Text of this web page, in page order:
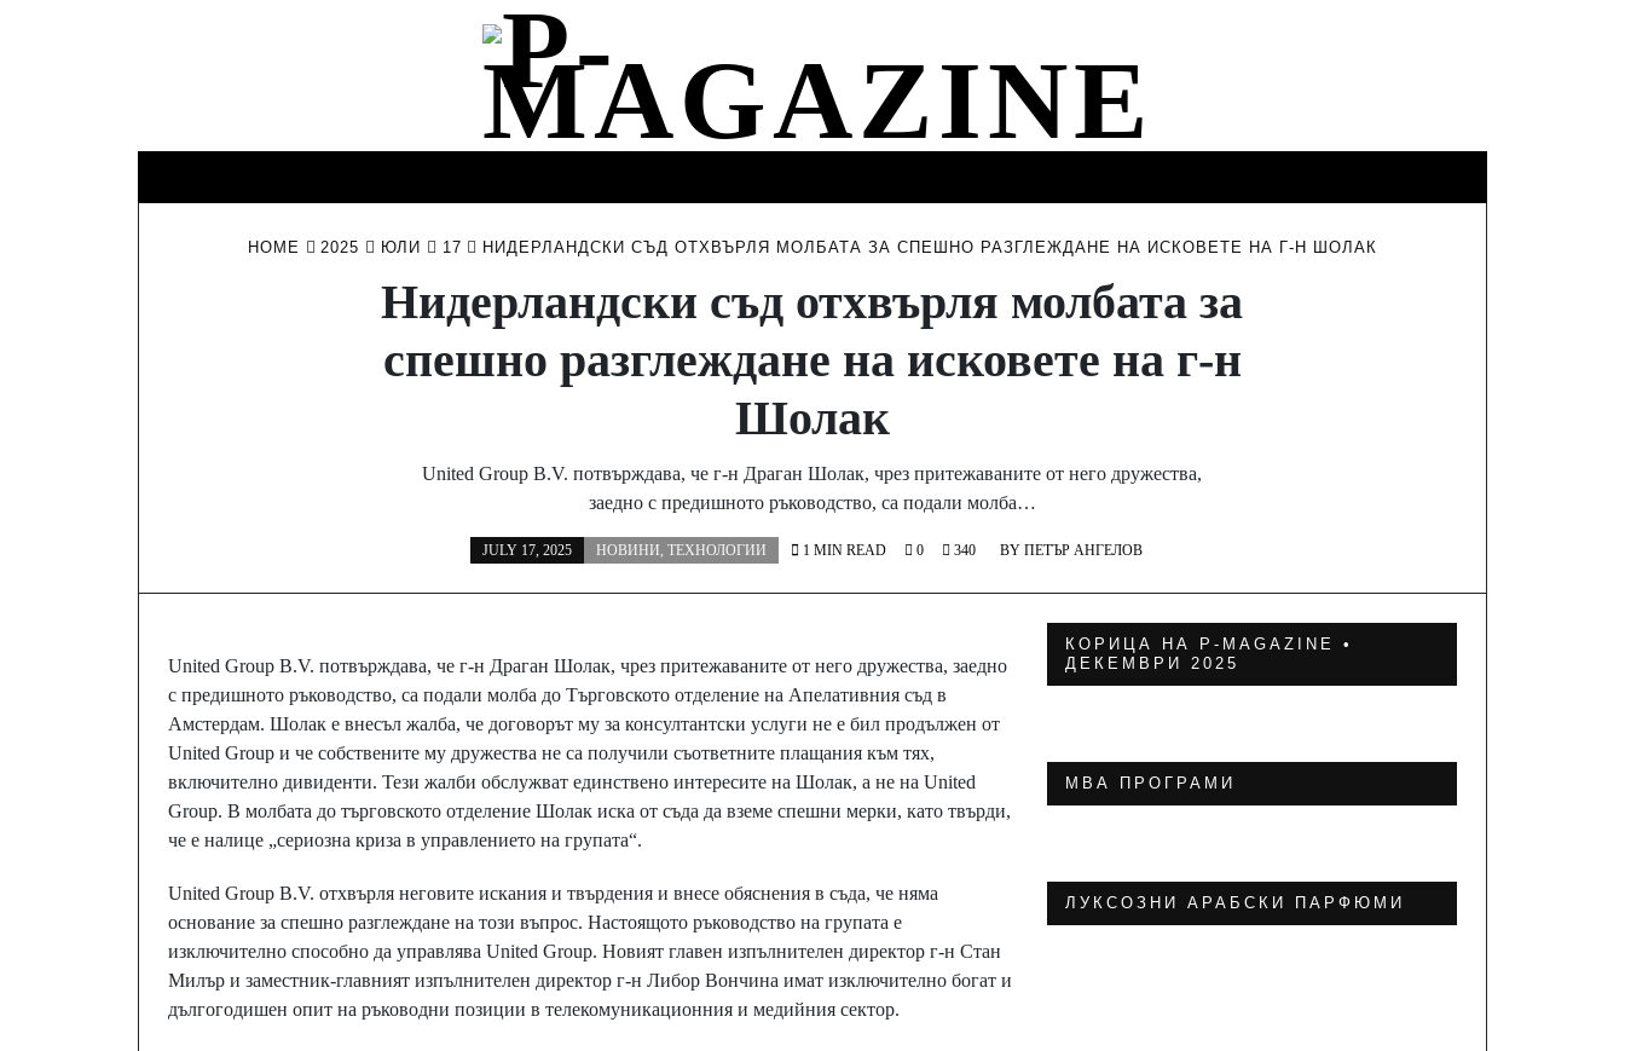
HOME 2025 ЮЛИ 17 НИДЕРЛАНДСКИ СЪД ОТХВЪРЛЯ МОЛБАТА ЗА СПЕШНО РАЗГЛЕЖДАНЕ НА ИСКОВЕТЕ НА Г-Н ШОЛАК
Нидерландски съд отхвърля молбата за
спешно разглеждане на исковете на г-н
Шолак
United Group B.V. потвърждава, че г-н Драган Шолак, чрез притежаваните от него дружества,
заедно с предишното ръководство, са подали молба…
JULY 17, 2025 НОВИНИ, ТЕХНОЛОГИИ BY ПЕТЪР АНГЕЛОВ
1 MIN READ 0 340
United Group B.V. потвърждава, че г-н Драган Шолак, чрез притежаваните от него дружества, заедно
с предишното ръководство, са подали молба до Търговското отделение на Апелативния съд в
Амстердам. Шолак е внесъл жалба, че договорът му за консултантски услуги не е бил продължен от
United Group и че собствените му дружества не са получили съответните плащания към тях,
включително дивиденти. Тези жалби обслужват единствено интересите на Шолак, а не на United
Group. В молбата до търговското отделение Шолак иска от съда да вземе спешни мерки, като твърди,
че е налице „сериозна криза в управлението на групата“.
United Group B.V. отхвърля неговите искания и твърдения и внесе обяснения в съда, че няма
основание за спешно разглеждане на този въпрос. Настоящото ръководство на групата е
изключително способно да управлява United Group. Новият главен изпълнителен директор г-н Стан
Милър и заместник-главният изпълнителен директор г-н Либор Вончина имат изключително богат и
дългогодишен опит на ръководни позиции в телекомуникационния и медийния сектор.
КОРИЦА НА P-MAGAZINE •
ДЕКЕМВРИ 2025
МВА ПРОГРАМИ
ЛУКСОЗНИ АРАБСКИ ПАРФЮМИ